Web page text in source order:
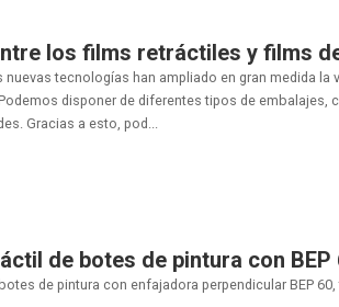
los films retráctiles y films
tecnologías han ampliado en gran medida la
disponer de diferentes tipos de embalajes,
Gracias a esto, pod...
de botes de pintura con
de pintura con enfajadora perpendicular BEP